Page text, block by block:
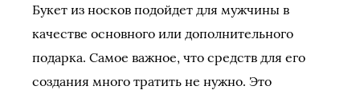
Букет из носков подойдет для мужчины в
качестве основного или дополнительного
подарка. Самое важное, что средств для его
создания много тратить не нужно. Это